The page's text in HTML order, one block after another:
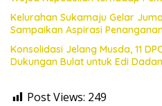
Kelurahan Sukamaju Gelar
Sampaikan Aspirasi
Konsolidasi Jelang Musda, 11
Dukungan Bulat untuk Edi
Post Views: 249